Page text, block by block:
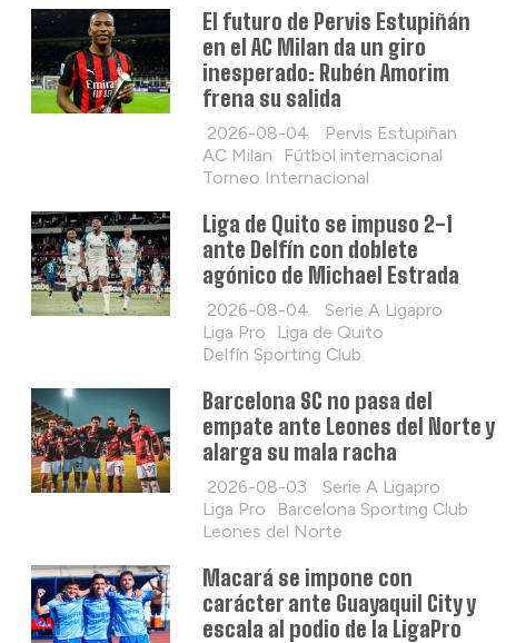
El futuro de Pervis Estupiñán
en el AC Milan da un giro
inesperado: Rubén Amorim
frena su salida
2026-08-04
Pervis Estupiñan
AC Milan
Fútbol internacional
Torneo Internacional
Liga de Quito se impuso 2-1
ante Delfín con doblete
agónico de Michael Estrada
2026-08-04
Serie A Ligapro
Liga Pro
Liga de Quito
Delfín Sporting Club
Barcelona SC no pasa del
empate ante Leones del Norte y
alarga su mala racha
2026-08-03
Serie A Ligapro
Liga Pro
Barcelona Sporting Club
Leones del Norte
Macará se impone con
carácter ante Guayaquil City y
escala al podio de la LigaPro